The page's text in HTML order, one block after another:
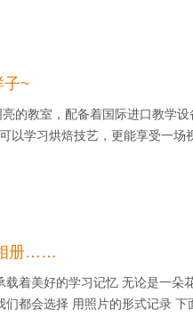
子~
的教室，配备着国际进口教学设
以学习烘焙技艺，更能享受一场
册……
着美好的学习记忆 无论是一朵花
都会选择 用照片的形式记录 下